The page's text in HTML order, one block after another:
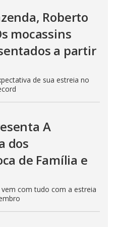
Roberto
mocassins
a partir
de sua estreia no
A
dos
de Família e
com tudo com a estreia